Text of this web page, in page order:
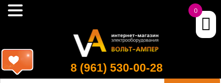
8 (961) 530-00-28
0